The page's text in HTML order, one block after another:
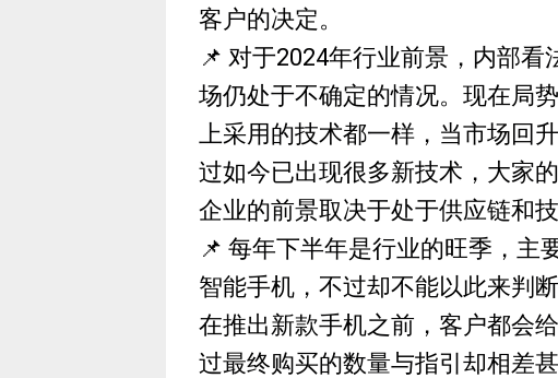
客户的决定。
📌 对于2024年行业前景，内部
场仍处于不确定的情况。现在局
上采用的技术都一样，当市场回
过如今已出现很多新技术，大家
企业的前景取决于处于供应链和
📌 每年下半年是行业的旺季，主
智能手机，不过却不能以此来判
在推出新款手机之前，客户都会
过最终购买的数量与指引却相差